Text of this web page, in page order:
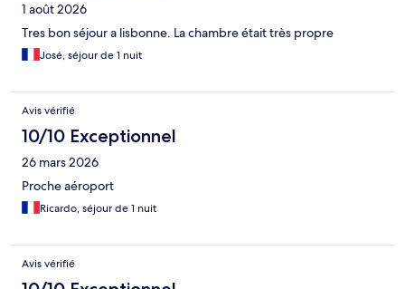
1 août 2026
Tres bon séjour a lisbonne. La chambre était très propre
José, séjour de 1 nuit
Avis vérifié
10/10 Exceptionnel
26 mars 2026
Proche aéroport
Ricardo, séjour de 1 nuit
Avis vérifié